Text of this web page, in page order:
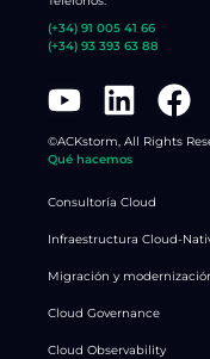
(+34) 91 005 41 66
(+34) 93 393 63 88​
©ACKstorm, All Rights
Qué hacemos
Consultoría Cloud
Infraestructura Cloud-
Migración y
Cloud Governance
Cloud Observability